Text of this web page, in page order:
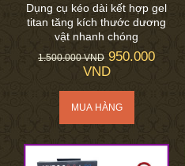
Dụng cụ kéo dài kết hợp gel
titan tăng kích thước dương
vật nhanh chóng
1.500.000 VND 950.000
VND